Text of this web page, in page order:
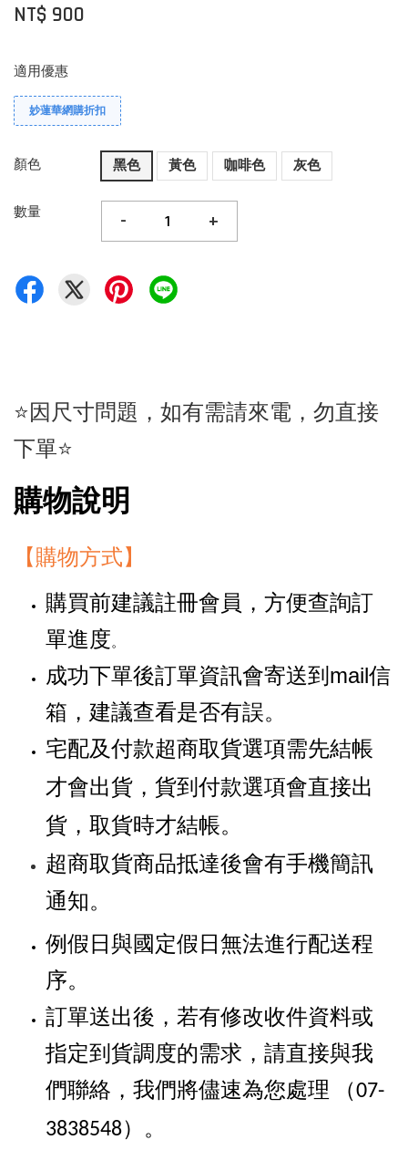
NT$ 900
適用優惠
妙蓮華網購折扣
顏色 黑色 黃色 咖啡色 灰色
數量 - +
⭐因尺寸問題，如有需請來電，勿直接
下單⭐
購物說明
【購物方式】
購買前建議註冊會員，方便查詢訂
單進度。
成功下單後訂單資訊會寄送到mail信
箱，建議查看是否有誤。
宅配及付款超商取貨選項需先結帳
才會出貨，貨到付款選項會直接出
貨，取貨時才結帳。
超商取貨商品抵達後會有手機簡訊
通知。
例假日與國定假日無法進行配送程
序。
訂單送出後，若有修改收件資料或
指定到貨調度的需求，請直接與我
們聯絡，我們將儘速為您處理 （07-
3838548） 。